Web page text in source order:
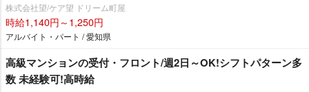
株式会社望/ケア望 ドリーム町屋
時給1,140円～1,250円
アルバイト・パート / 愛知県
高級マンションの受付・フロント/週2日～OK!シフトパターン多
数 未経験可!高時給